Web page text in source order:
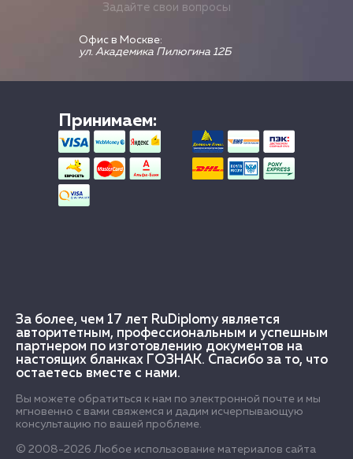
Задайте свои вопросы
Офис в Москве:
ул. Академика Пилюгина 12Б
Принимаем:
За более, чем 17 лет RuDiplomy является
авторитетным, профессиональным и успешным
партнером по изготовлению документов на
настоящих бланках ГОЗНАК. Спасибо за то, что
остаетесь вместе с нами.
Вы можете обратиться к нам по электронной почте и мы
мгновенно с вами свяжемся и дадим исчерпывающую
консультацию по вашей проблеме.
© 2008-2026 Любое использование материалов сайта